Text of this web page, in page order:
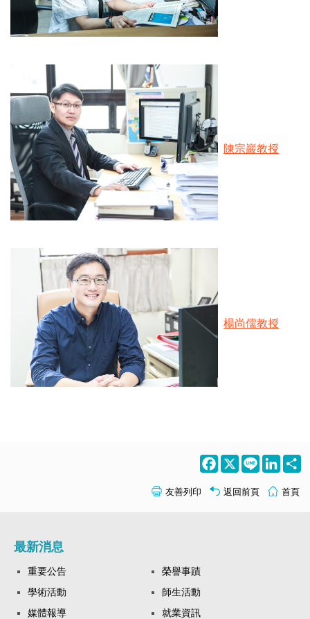
陳宗巖教授
楊尚儒教授
Facebook
X Line
友善列印 返回前頁 首頁
最新消息
重要公告
榮譽事蹟
學術活動
師生活動
媒體報導
就業資訊